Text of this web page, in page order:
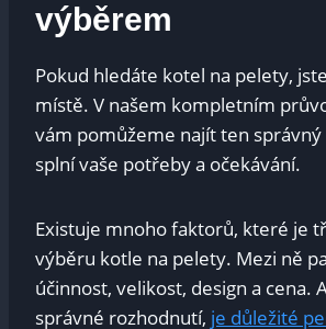
výběrem
Pokud hledáte kotel na pelety,
místě. V našem kompletním
vám pomůžeme najít ten
splní vaše potřeby a očekávání.
Existuje mnoho faktorů, které je
výběru kotle na pelety. Mezi ně
účinnost, velikost, design a cena.
správné rozhodnutí, je důležité